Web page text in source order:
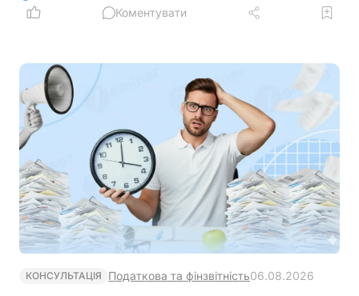
земель, що перебувають у консервації чи
враховувати особливості, встановлені
Податковим кодексом України
Коментувати
КОНСУЛЬТАЦІЯ Податкова та фінзвітність06.08.2026